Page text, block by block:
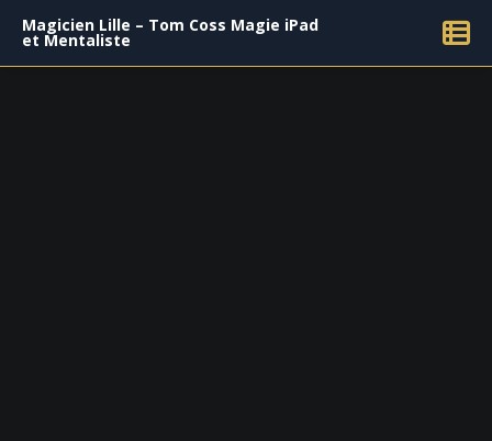
Magicien Lille – Tom Coss Magie iPad
et Mentaliste